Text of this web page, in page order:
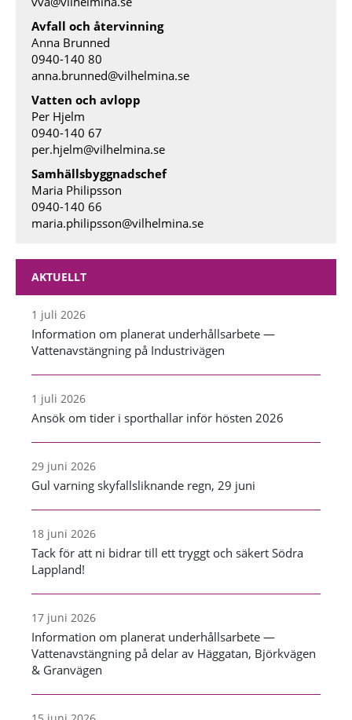
AKTUELLT
1 juli 2026
Information om planerat underhållsarbete —
Vattenavstängning på Industrivägen
1 juli 2026
Ansök om tider i sporthallar inför hösten 2026
29 juni 2026
Gul varning skyfallsliknande regn, 29 juni
18 juni 2026
Tack för att ni bidrar till ett tryggt och säkert Södra
Lappland!
17 juni 2026
Information om planerat underhållsarbete —
Vattenavstängning på delar av Häggatan, Björkvägen
& Granvägen
Avfall och återvinning
Anna Brunned
0940-140 80
anna.brunned@vilhelmina.se
Vatten och avlopp
Per Hjelm
0940-140 67
per.hjelm@vilhelmina.se
Samhällsbyggnadschef
Maria Philipsson
0940-140 66
maria.philipsson@vilhelmina.se